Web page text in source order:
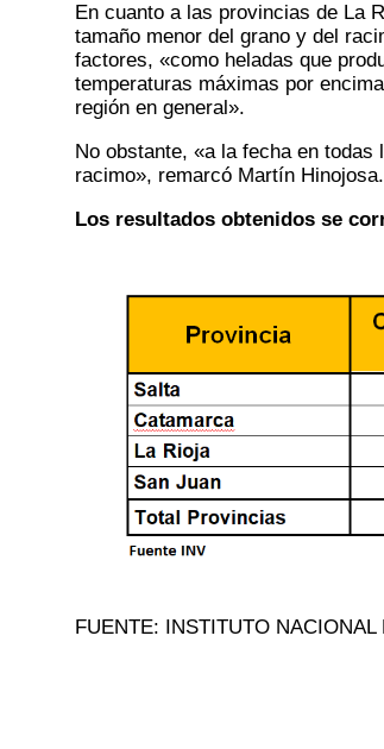
En cuanto a las provincias de La
tamaño menor del grano y del
factores, «como heladas que
temperaturas máximas por
región en general».
No obstante, «a la fecha en
racimo», remarcó Martín Hinojosa.
Los resultados obtenidos se
FUENTE: INSTITUTO